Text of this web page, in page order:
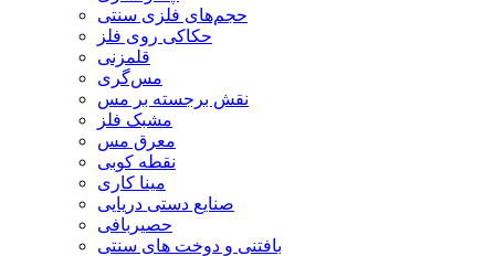
حجم‌های فلزی سنتی
حکاکی روی فلز
قلمزنی
مس‌گری
نقش برجسته بر مس
مشبک فلز
معرق مس
نقطه کوبی
مینا کاری
صنایع دستی دریایی
حصیربافی
بافتنی‌ و دوخت های سنتی